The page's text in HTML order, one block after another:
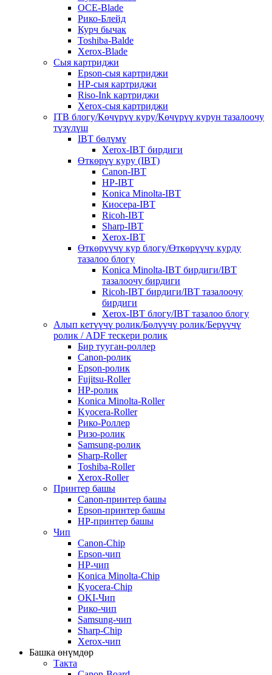
OCE-Blade
Рико-Блейд
Курч бычак
Toshiba-Balde
Xerox-Blade
Сыя картриджи
Epson-сыя картриджи
HP-сыя картриджи
Riso-Ink картриджи
Xerox-сыя картриджи
ITB блогу/Көчүрүү куру/Көчүрүү курун тазалоочу
түзүлүш
IBT бөлүмү
Xerox-IBT бирдиги
Өткөрүү куру (IBT)
Canon-IBT
HP-IBT
Konica Minolta-IBT
Киосера-IBT
Ricoh-IBT
Sharp-IBT
Xerox-IBT
Өткөрүүчү кур блогу/Өткөрүүчү курду
тазалоо блогу
Konica Minolta-IBT бирдиги/IBT
тазалоочу бирдиги
Ricoh-IBT бирдиги/IBT тазалоочу
бирдиги
Xerox-IBT блогу/IBT тазалоо блогу
Алып кетүүчү ролик/Бөлүүчү ролик/Берүүчү
ролик / ADF тескери ролик
Бир тууган-роллер
Canon-ролик
Epson-ролик
Fujitsu-Roller
HP-ролик
Konica Minolta-Roller
Kyocera-Roller
Рико-Роллер
Ризо-ролик
Samsung-ролик
Sharp-Roller
Toshiba-Roller
Xerox-Roller
Принтер башы
Canon-принтер башы
Epson-принтер башы
HP-принтер башы
Чип
Canon-Chip
Epson-чип
HP-чип
Konica Minolta-Chip
Kyocera-Chip
OKI-Чип
Рико-чип
Samsung-чип
Sharp-Chip
Xerox-чип
Башка өнүмдөр
Такта